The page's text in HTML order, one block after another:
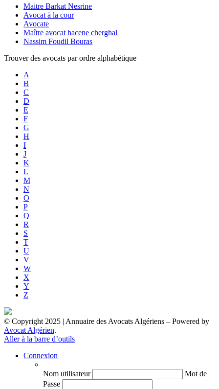
Maitre Barkat Nesrine
Avocat à la cour
Avocate
Maître avocat hacene cherghal
Nassim Foudil Bouras
Trouver des avocats par ordre alphabétique
A
B
C
D
E
F
G
H
I
J
K
L
M
N
O
P
Q
R
S
T
U
V
W
X
Y
Z
© Copyright 2025 | Annuaire des Avocats Algériens – Powered by
Avocat Algérien.
Aller à la barre d’outils
Connexion
Nom utilisateur
Mot de
Passe